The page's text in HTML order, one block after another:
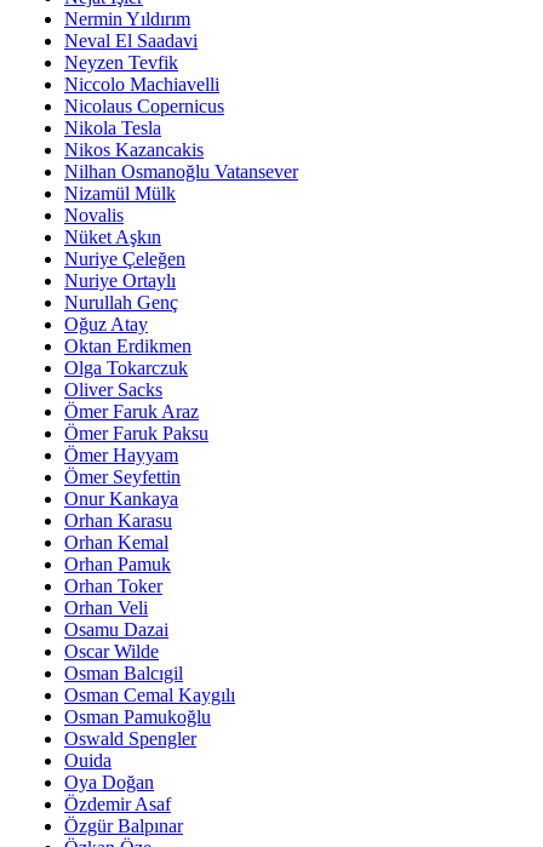
Nermin Yıldırım
Neval El Saadavi
Neyzen Tevfik
Niccolo Machiavelli
Nicolaus Copernicus
Nikola Tesla
Nikos Kazancakis
Nilhan Osmanoğlu Vatansever
Nizamül Mülk
Novalis
Nüket Aşkın
Nuriye Çeleğen
Nuriye Ortaylı
Nurullah Genç
Oğuz Atay
Oktan Erdikmen
Olga Tokarczuk
Oliver Sacks
Ömer Faruk Araz
Ömer Faruk Paksu
Ömer Hayyam
Ömer Seyfettin
Onur Kankaya
Orhan Karasu
Orhan Kemal
Orhan Pamuk
Orhan Toker
Orhan Veli
Osamu Dazai
Oscar Wilde
Osman Balcıgil
Osman Cemal Kaygılı
Osman Pamukoğlu
Oswald Spengler
Ouida
Oya Doğan
Özdemir Asaf
Özgür Balpınar